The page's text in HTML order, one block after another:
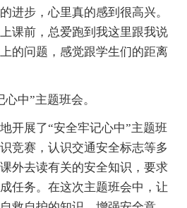
进步，心里真的感到很高兴。
课前，总爱跑到我这里跟我说
的问题，感觉跟学生们的距离
中”主题班会。
展了“安全牢记心中”主题班
竞赛，认识交通安全标志等多
外去读有关的安全知识，要求
任务。在这次主题班会中，让